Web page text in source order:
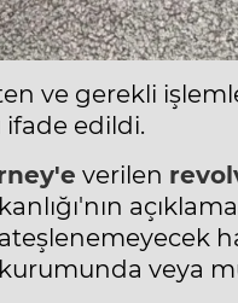
ve gerekli
edildi.
verilen
veya